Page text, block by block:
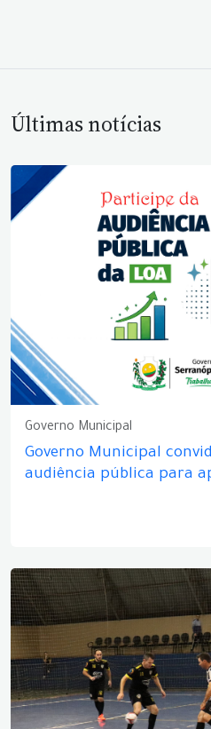
Últimas notícias
Governo Municipal
Governo Municipal
audiência pública para